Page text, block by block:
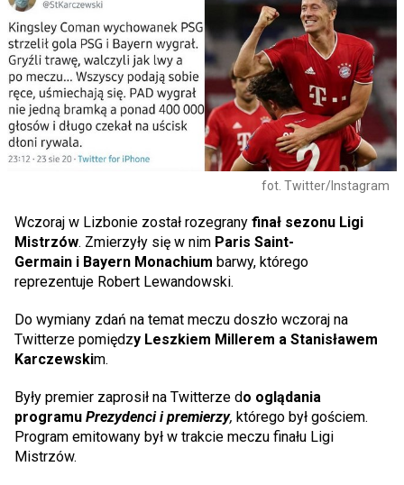
fot. Twitter/Instagram
Wczoraj w Lizbonie został rozegrany finał sezonu Ligi
Mistrzów. Zmierzyły się w nim Paris Saint-
Germain i Bayern Monachium barwy, którego
reprezentuje Robert Lewandowski.
Do wymiany zdań na temat meczu doszło wczoraj na
Twitterze pomiędzy Leszkiem Millerem a Stanisławem
Karczewskim.
Były premier zaprosił na Twitterze do oglądania
programu Prezydenci i premierzy, którego był gościem.
Program emitowany był w trakcie meczu finału Ligi
Mistrzów.